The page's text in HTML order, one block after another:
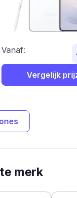
Vanaf:
Vergelijk
merk